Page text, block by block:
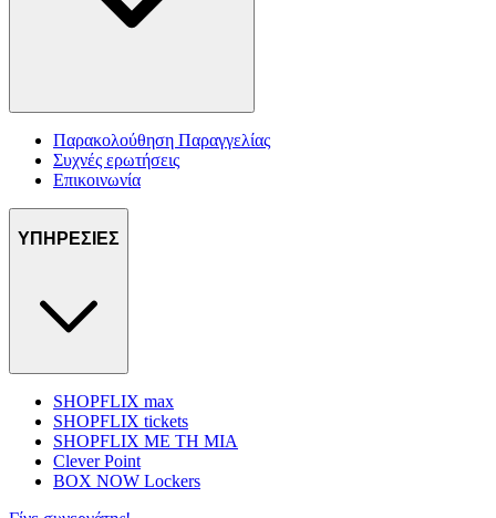
Παρακολούθηση Παραγγελίας
Συχνές ερωτήσεις
Επικοινωνία
ΥΠΗΡΕΣΙΕΣ
SHOPFLIX max
SHOPFLIX tickets
SHOPFLIX ΜΕ ΤΗ ΜΙΑ
Clever Point
BOX NOW Lockers